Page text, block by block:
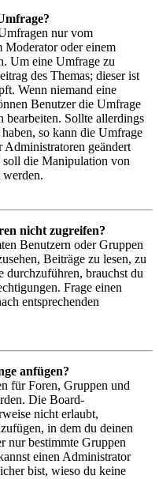
nur vom
Moderator oder einem
Um eine Umfrage zu
des Themas; dieser ist
Wenn niemand eine
Benutzer die Umfrage
bearbeiten. Sollte allerdings
so kann die Umfrage
geändert
die Manipulation von
nicht zugreifen?
Benutzern oder Gruppen
Beiträge zu lesen, zu
durchzuführen, brauchst du
Frage einen
entsprechenden
anfügen?
für Foren, Gruppen und
Die Board-
nicht erlaubt,
in dem du deinen
nur bestimmte Gruppen
einen Administrator
bist, wieso du keine